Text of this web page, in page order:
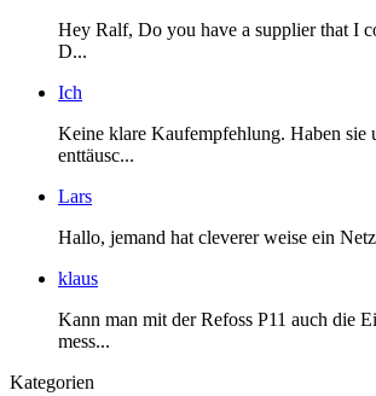
Hey Ralf, Do you have a supplier that I
D...
Ich
Keine klare Kaufempfehlung. Haben sie
enttäusc...
Lars
Hallo, jemand hat cleverer weise ein
klaus
Kann man mit der Refoss P11 auch die
mess...
Kategorien